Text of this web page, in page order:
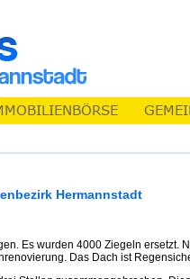
Hermannstadt
Es wurden 4000 Ziegeln ersetzt.
Das Dach ist